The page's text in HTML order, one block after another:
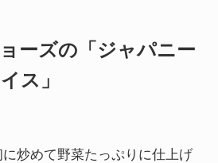
ーズの「ジャパニー
ス」
炒めて野菜たっぷりに仕上げ